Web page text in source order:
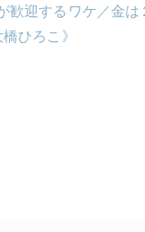
歓迎するワケ／金
ひろこ》